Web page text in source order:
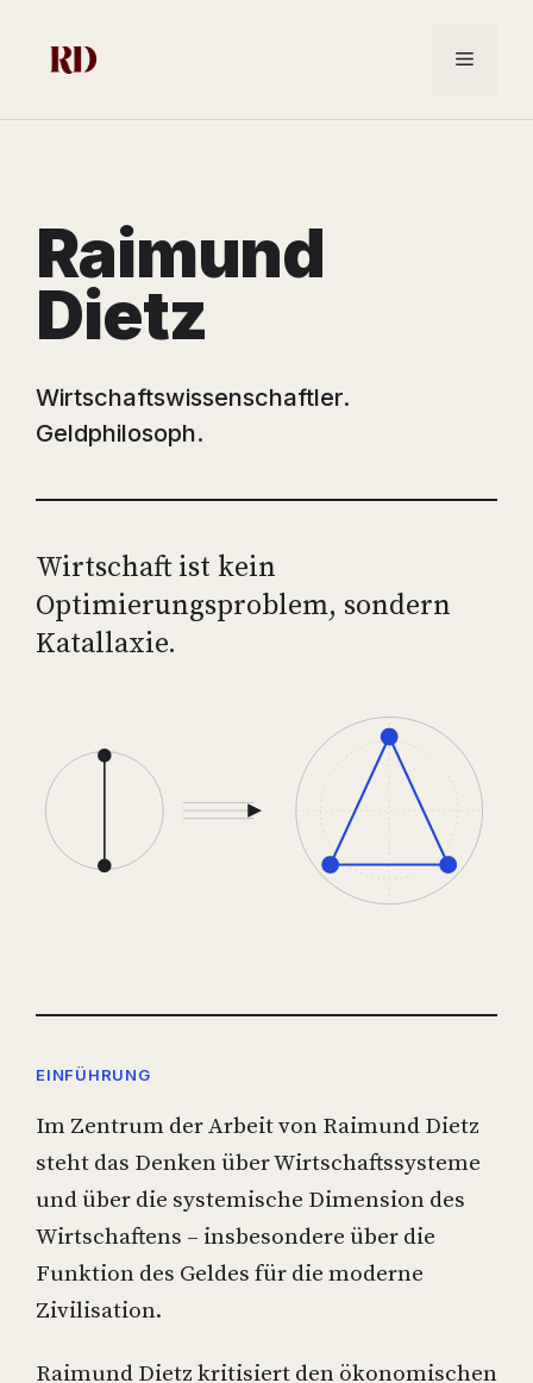
Inhalt
springen
Menü
Raimund
Dietz
Wirtschaftswissenschaftler.
Geldphilosoph.
Wirtschaft ist kein
Optimierungsproblem, sondern
Katallaxie.
EINFÜHRUNG
Im Zentrum der Arbeit von Raimund Dietz
steht das Denken über Wirtschaftssysteme
und über die systemische Dimension des
Wirtschaftens – insbesondere über die
Funktion des Geldes für die moderne
Zivilisation.
Raimund Dietz kritisiert den ökonomischen